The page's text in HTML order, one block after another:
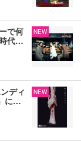
で何
代…
NEW
ディ
に…
NEW